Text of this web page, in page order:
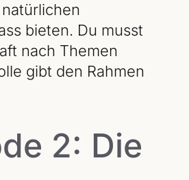
bieten. Du musst
nach Themen
gibt den Rahmen
2: Die